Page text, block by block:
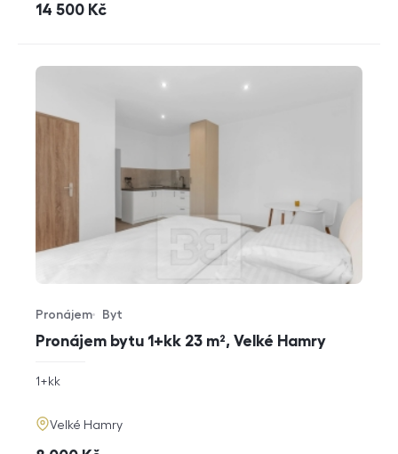
cena
14 500 Kč
Pronájem bytu 1+kk 23 m², Velké Hamry
Typ nabídky
Pronájem
Typ nemovitosti
Byt
rozměry
1+kk
adresa
Velké Hamry